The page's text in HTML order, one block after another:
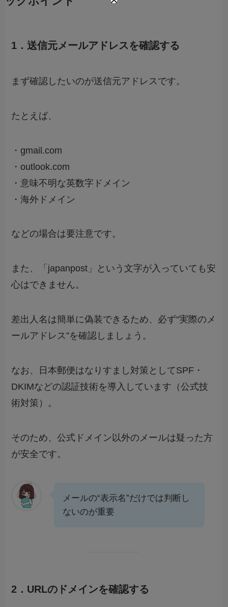
1．送信元メールアドレスを確認する
まず確認したいのが送信元アドレスです。
たとえば、
・gmail.com
・outlook.com
・意味不明な英数字ドメイン
・海外ドメイン
などの場合は要注意です。
また、「japanpost」という文字が入っていても安
心はできません。
差出人名は簡単に偽装できるため、必ず“実際のメ
ールアドレス”を確認しましょう。
なお、日本郵便はなりすまし対策としてSPF・
DKIMなどの認証技術を導入しています（公式技
術対策）。
そのため、公式ドメイン以外のメールは疑った方
が安全です。
メールの“表示名”だけでは判断し
ないのが重要
2．URLのドメインを確認する